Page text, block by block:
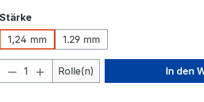
Stärkeauswählen
1,24 mm
1.29 mm
Produkt Anzahl: Gib den
Rolle(n) In den